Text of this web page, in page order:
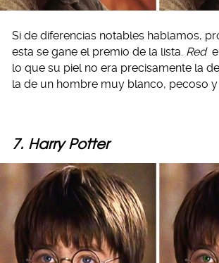
Si de diferencias notables hablamos,
esta se gane el premio de la lista. Red
lo que su piel no era precisamente la
la de un hombre muy blanco, pecoso
7. Harry Potter